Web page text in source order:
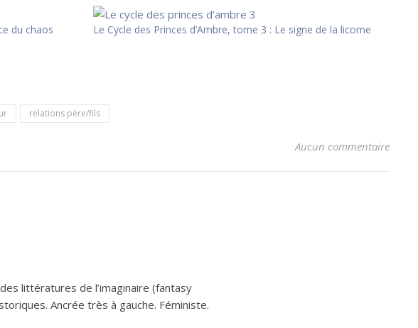
du chaos Le Cycle des Princes d’Ambre, tome 3 : Le signe de la licorne
relations père/fils
Aucun commentaire
littératures de l’imaginaire (fantasy
Ancrée très à gauche. Féministe.